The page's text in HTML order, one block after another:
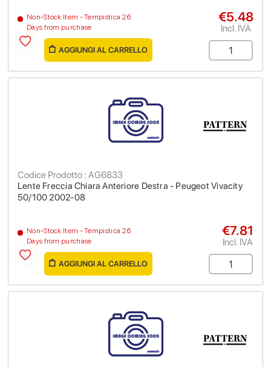
Non-Stock Item - Tempistica 26
Days from purchase
€5.48
Incl. IVA
AGGIUNGI AL CARRELLO
Lente Freccia Chiara Anteriore Destra - Peugeot Vivacity
50/100 2002-08
Codice Prodotto : AG6833
Non-Stock Item - Tempistica 26
Days from purchase
€7.81
Incl. IVA
AGGIUNGI AL CARRELLO